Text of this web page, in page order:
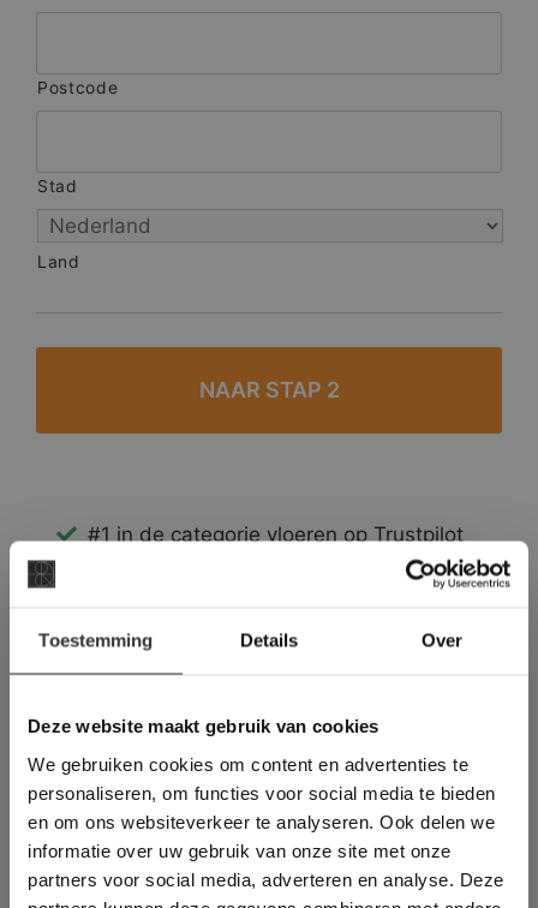
Toestemming Details Over
Deze website maakt gebruik van cookies
We gebruiken cookies om content en advertenties te
personaliseren, om functies voor social media te bieden
en om ons websiteverkeer te analyseren. Ook delen we
informatie over uw gebruik van onze site met onze
partners voor social media, adverteren en analyse. Deze
Postcode
Stad
Land
#1 in de categorie vloeren op Trustpilot
Binnen 24 uur een passende offerte
Meer dan 500 m2 showroom
Deze website maakt
gebruik van cookies.
This Cookie Banner was deleted and is no
longer working. Please contact the website
administrator.
Deze website gebruikt cookies om de
gebruikerservaring te verbeteren. Door
gebruik te maken van onze website geeft u
toestemming voor alle cookies in
overeenstemming met ons cookiebeleid.Lees
verder